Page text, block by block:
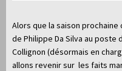
Alors que la saison
de Philippe Da Silva au poste
Collignon (désormais en
allons revenir sur les faits